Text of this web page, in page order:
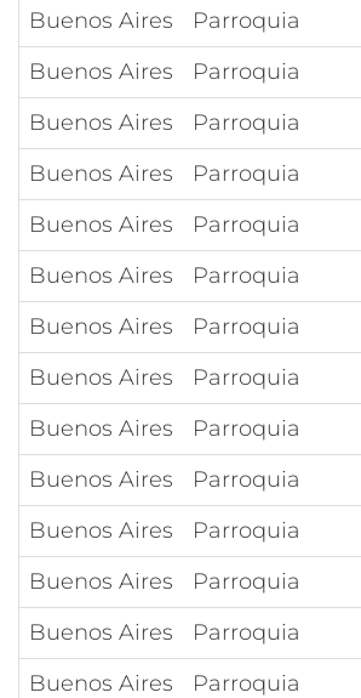
Buenos Aires Parroquia
Buenos Aires
Parroquia
Buenos Aires
Parroquia
Buenos Aires
Parroquia
Buenos Aires
Parroquia
Buenos Aires
Parroquia
Buenos Aires
Parroquia
Buenos Aires
Parroquia
Buenos Aires
Parroquia
Buenos Aires
Parroquia
Buenos Aires
Parroquia
Buenos Aires
Parroquia
Buenos Aires
Parroquia
Buenos Aires
Parroquia